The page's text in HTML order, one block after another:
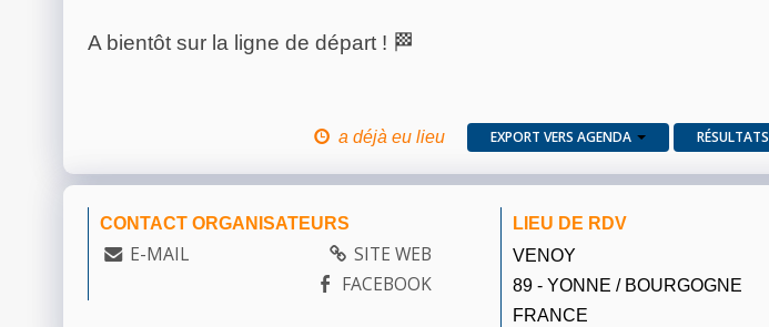
A bientôt sur la ligne de départ ! 🏁
a déjà eu lieu EXPORT VERS AGENDA RÉSULTATS
CONTACT ORGANISATEURS
E-MAIL
SITE WEB
FACEBOOK
LIEU DE RDV
VENOY
89 - YONNE / BOURGOGNE
FRANCE